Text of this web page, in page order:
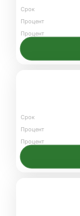
Срок
Процент
Процент
Срок
Процент
Процент